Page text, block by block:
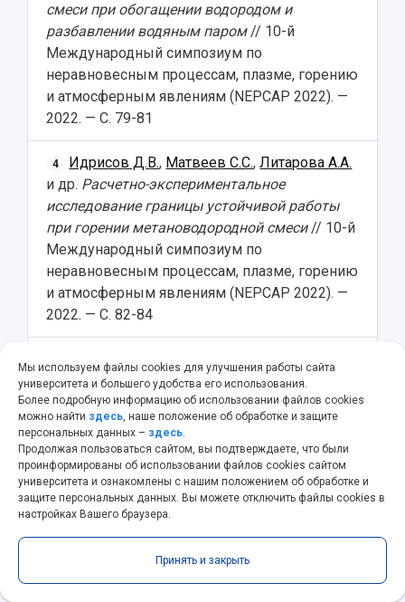
смеси при обогащении водородом и
разбавлении водяным паром// 10-й
Международный симпозиум по
неравновесным процессам, плазме, горению
и атмосферным явлениям (NEPCAP 2022). —
2022. — С. 79-81
4 Идрисов Д.В., Матвеев С.С.,Литарова А.А.
и др. Расчетно-экспериментальное
исследование границы устойчивой работы
при горении метановодородной смеси// 10-й
Международный симпозиум по
неравновесным процессам, плазме, горению
и атмосферным явлениям (NEPCAP 2022). —
2022. — С. 82-84
Гураков Н.И. ,Коломзаров О.В. ,Якушкин
Д.В.и др.Моделирование эмиссии co в
камере сгорания малоразмерного
газотурбинного двигателя// 10-й
Международный симпозиум по
неравновесным процессам, плазме, горению
и атмосферным явлениям (NEPCAP 2022). —
2022. — С. 185-187
,Gurakov N.I.,Idrisov D.V.
Мы используем файлы cookies для улучшения работы сайта
университета и большего удобства его использования.
Более подробную информацию об использовании файлов cookies
можно найти здесь, наше положение об обработке и защите
персональных данных – здесь.
Продолжая пользоваться сайтом, вы подтверждаете, что были
проинформированы об использовании файлов cookies сайтом
университета и ознакомлены с нашим положением об обработке и
защите персональных данных. Вы можете отключить файлы cookies в
настройках Вашего браузера.
Принять и закрыть